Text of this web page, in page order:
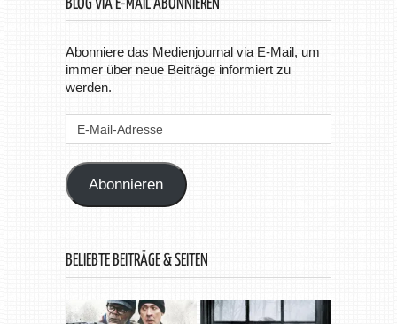
BLOG VIA E-MAIL ABONNIEREN
Abonniere das Medienjournal via E-Mail, um
immer über neue Beiträge informiert zu
werden.
Abonnieren
BELIEBTE BEITRÄGE & SEITEN